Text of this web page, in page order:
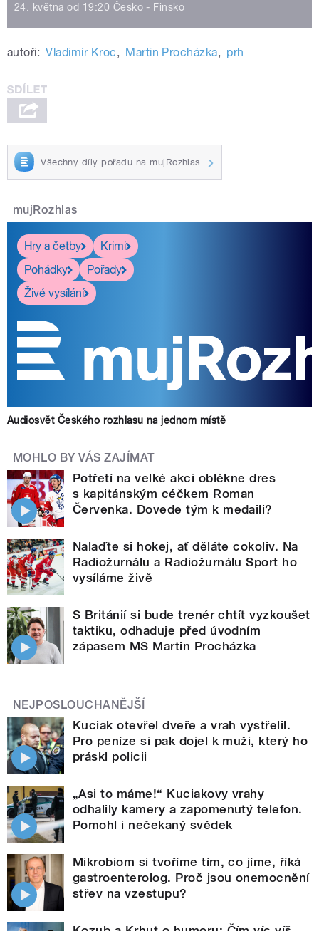
24. května od 19:20 Česko - Finsko
autoři: Vladimír Kroc, Martin Procházka, prh
Všechny díly pořadu na mujRozhlas
mujRozhlas
Hry a četby
Krimi
Pohádky
Pořady
Živé vysílání
Audiosvět Českého rozhlasu na jednom místě
MOHLO BY VÁS ZAJÍMAT
Potřetí na velké akci oblékne dres
s kapitánským céčkem Roman
Červenka. Dovede tým k medaili?
Nalaďte si hokej, ať děláte cokoliv. Na
Radiožurnálu a Radiožurnálu Sport ho
vysíláme živě
S Británií si bude trenér chtít vyzkoušet
taktiku, odhaduje před úvodním
zápasem MS Martin Procházka
NEJPOSLOUCHANĚJŠÍ
Kuciak otevřel dveře a vrah vystřelil.
Pro peníze si pak dojel k muži, který ho
práskl policii
„Asi to máme!“ Kuciakovy vrahy
odhalily kamery a zapomenutý telefon.
Pomohl i nečekaný svědek
Mikrobiom si tvoříme tím, co jíme, říká
gastroenterolog. Proč jsou onemocnění
střev na vzestupu?